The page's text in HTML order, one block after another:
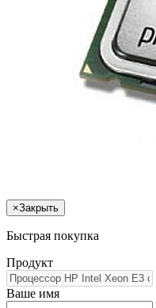
×Закрыть
Быстрая покупка
Продукт
Ваше имя